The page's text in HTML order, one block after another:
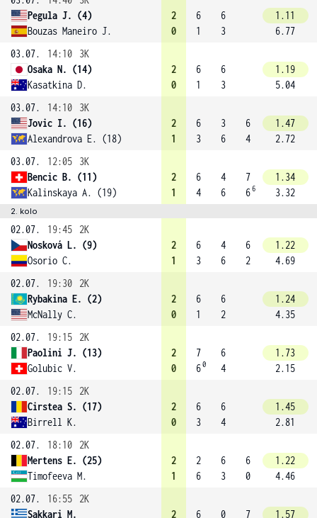
Pegula J. (4)
Bouzas Maneiro J.
2
0
6
1
6
3
1.11
6.77
03.07.
14:10
3K
Osaka N. (14)
Kasatkina D.
2
0
6
1
6
3
1.19
5.04
03.07.
14:10
3K
Jovic I. (16)
Alexandrova E. (18)
2
1
6
3
3
6
6
4
1.47
2.72
03.07.
12:05
3K
Bencic B. (11)
Kalinskaya A. (19)
2
1
6
4
4
6
7
66
1.34
3.32
2. kolo
02.07. 19:45
2K
Nosková L. (9)
Osorio C.
2
1
6
3
4
6
6
2
1.22
4.69
02.07.
19:30
2K
Rybakina E. (2)
McNally C.
2
0
6
1
6
2
1.24
4.35
02.07.
19:15
2K
Paolini J. (13)
Golubic V.
2
0
7
60
6
4
1.73
2.15
02.07.
19:15
2K
Cirstea S. (17)
Birrell K.
2
0
6
3
6
4
1.45
2.81
02.07.
18:10
2K
Mertens E. (25)
Timofeeva M.
2
1
2
6
6
3
6
0
1.22
4.46
02.07.
16:55
2K
Sakkari M.
2
6
0
7
1.57